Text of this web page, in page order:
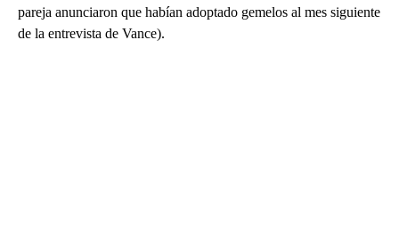
pareja anunciaron que habían adoptado gemelos al mes siguiente
de la entrevista de Vance).